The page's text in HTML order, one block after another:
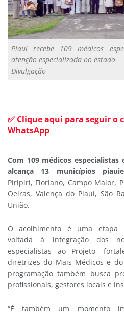
Piauí recebe 109 médicos
atenção especializada no estado
Divulgação
✅ Clique aqui para seguir o
WhatsApp
Com 109 médicos
alcança 13 municípios
Piripiri, Floriano, Campo Maior,
Oeiras, Valença do Piauí, São
União.
O acolhimento é uma etapa
voltada à integração dos
especialistas ao Projeto,
diretrizes do Mais Médicos e
programação também busca
profissionais, gestores locais e
“É também um momento